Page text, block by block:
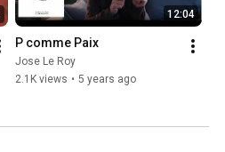
12:04
P comme Paix
Jose Le Roy
2.1K views • 5 years ago